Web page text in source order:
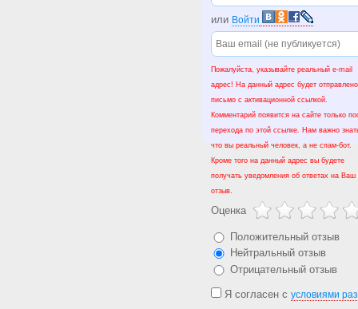
или Войти
Пожалуйста, указывайте реальный e-mail
адрес! На данный адрес будет отправлено
письмо с активационной ссылкой.
Комментарий появится на сайте только
перехода по этой ссылке. Нам важно
что вы реальный человек, а не спам-бот.
Кроме того на данный адрес вы будете
получать уведомления об ответах на Ваш
отзыв.
Оценка
Положительный отзыв
Нейтральный отзыв
Отрицательный отзыв
Я согласен с условиями